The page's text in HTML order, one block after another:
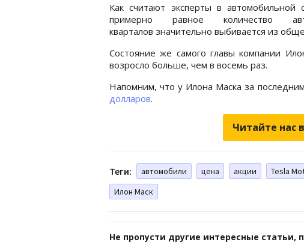
Как считают эксперты в автомобильной
примерно равное количество
кварталов значительно выбивается из
Состояние же самого главы компании
возросло больше, чем в восемь раз.
Напомним, что у Илона Маска за
долларов.
Читайте нас
Теги: автомобили цена акции Tesla
Илон Маск
Не пропусти другие интересные статьи,